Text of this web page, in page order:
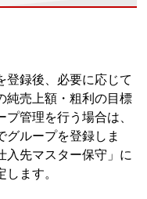
登録後、必要に応じて
純売上額・粗利の目標
管理を行う場合は、
グループを登録しま
入先マスター保守」に
ます。